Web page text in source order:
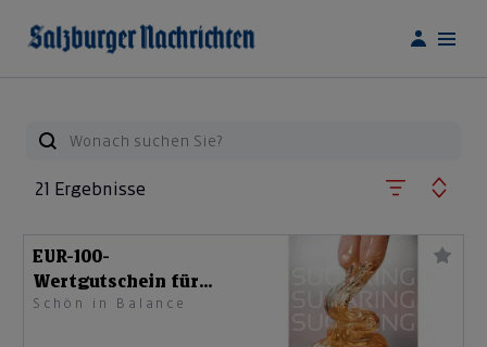
21 Ergebnisse
EUR-100-
Wertgutschein für
Sugaring
Schön in Balance